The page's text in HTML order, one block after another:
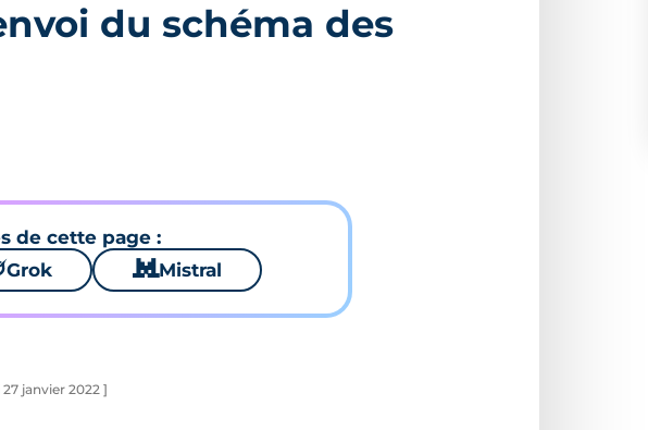
du schéma des
de cette page :
Grok 🐱 Mistral
janvier 2022 ]